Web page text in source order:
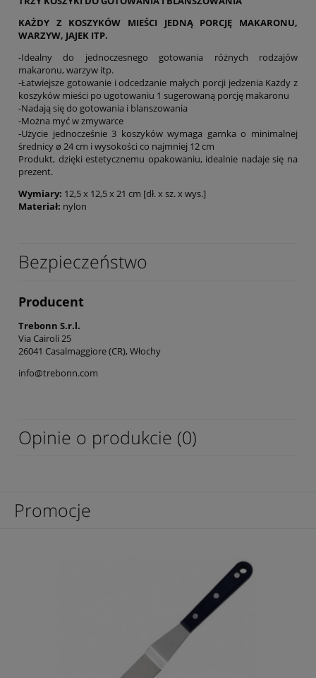
KAŻDY Z KOSZYKÓW MIEŚCI JEDNĄ PORCJĘ MAKARONU,
WARZYW, JAJEK ITP.
-Idealny do jednoczesnego gotowania różnych rodzajów
makaronu, warzyw itp.
-Łatwiejsze gotowanie i odcedzanie małych porcji jedzenia Każdy z
koszyków mieści po ugotowaniu 1 sugerowaną porcję makaronu
-Nadają się do gotowania i blanszowania
-Można myć w zmywarce
-Użycie jednocześnie 3 koszyków wymaga garnka o minimalnej
średnicy ø 24 cm i wysokości co najmniej 12 cm
Produkt, dzięki estetycznemu opakowaniu, idealnie nadaje się na
prezent.
Wymiary: 12,5 x 12,5 x 21 cm [dł. x sz. x wys.]
Materiał: nylon
Bezpieczeństwo
Producent
Trebonn S.r.l.
Via Cairoli 25
26041 Casalmaggiore (CR), Włochy
info@trebonn.com
Opinie o produkcie (0)
Promocje